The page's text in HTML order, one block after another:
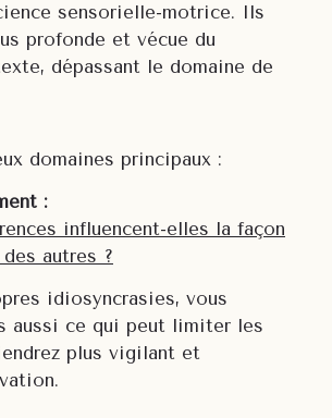
sensorielle-motrice. Ils
profonde et vécue du
dépassant le domaine de
domaines principaux :
:
influencent-elles la façon
autres ?
idiosyncrasies, vous
aussi ce qui peut limiter les
plus vigilant et